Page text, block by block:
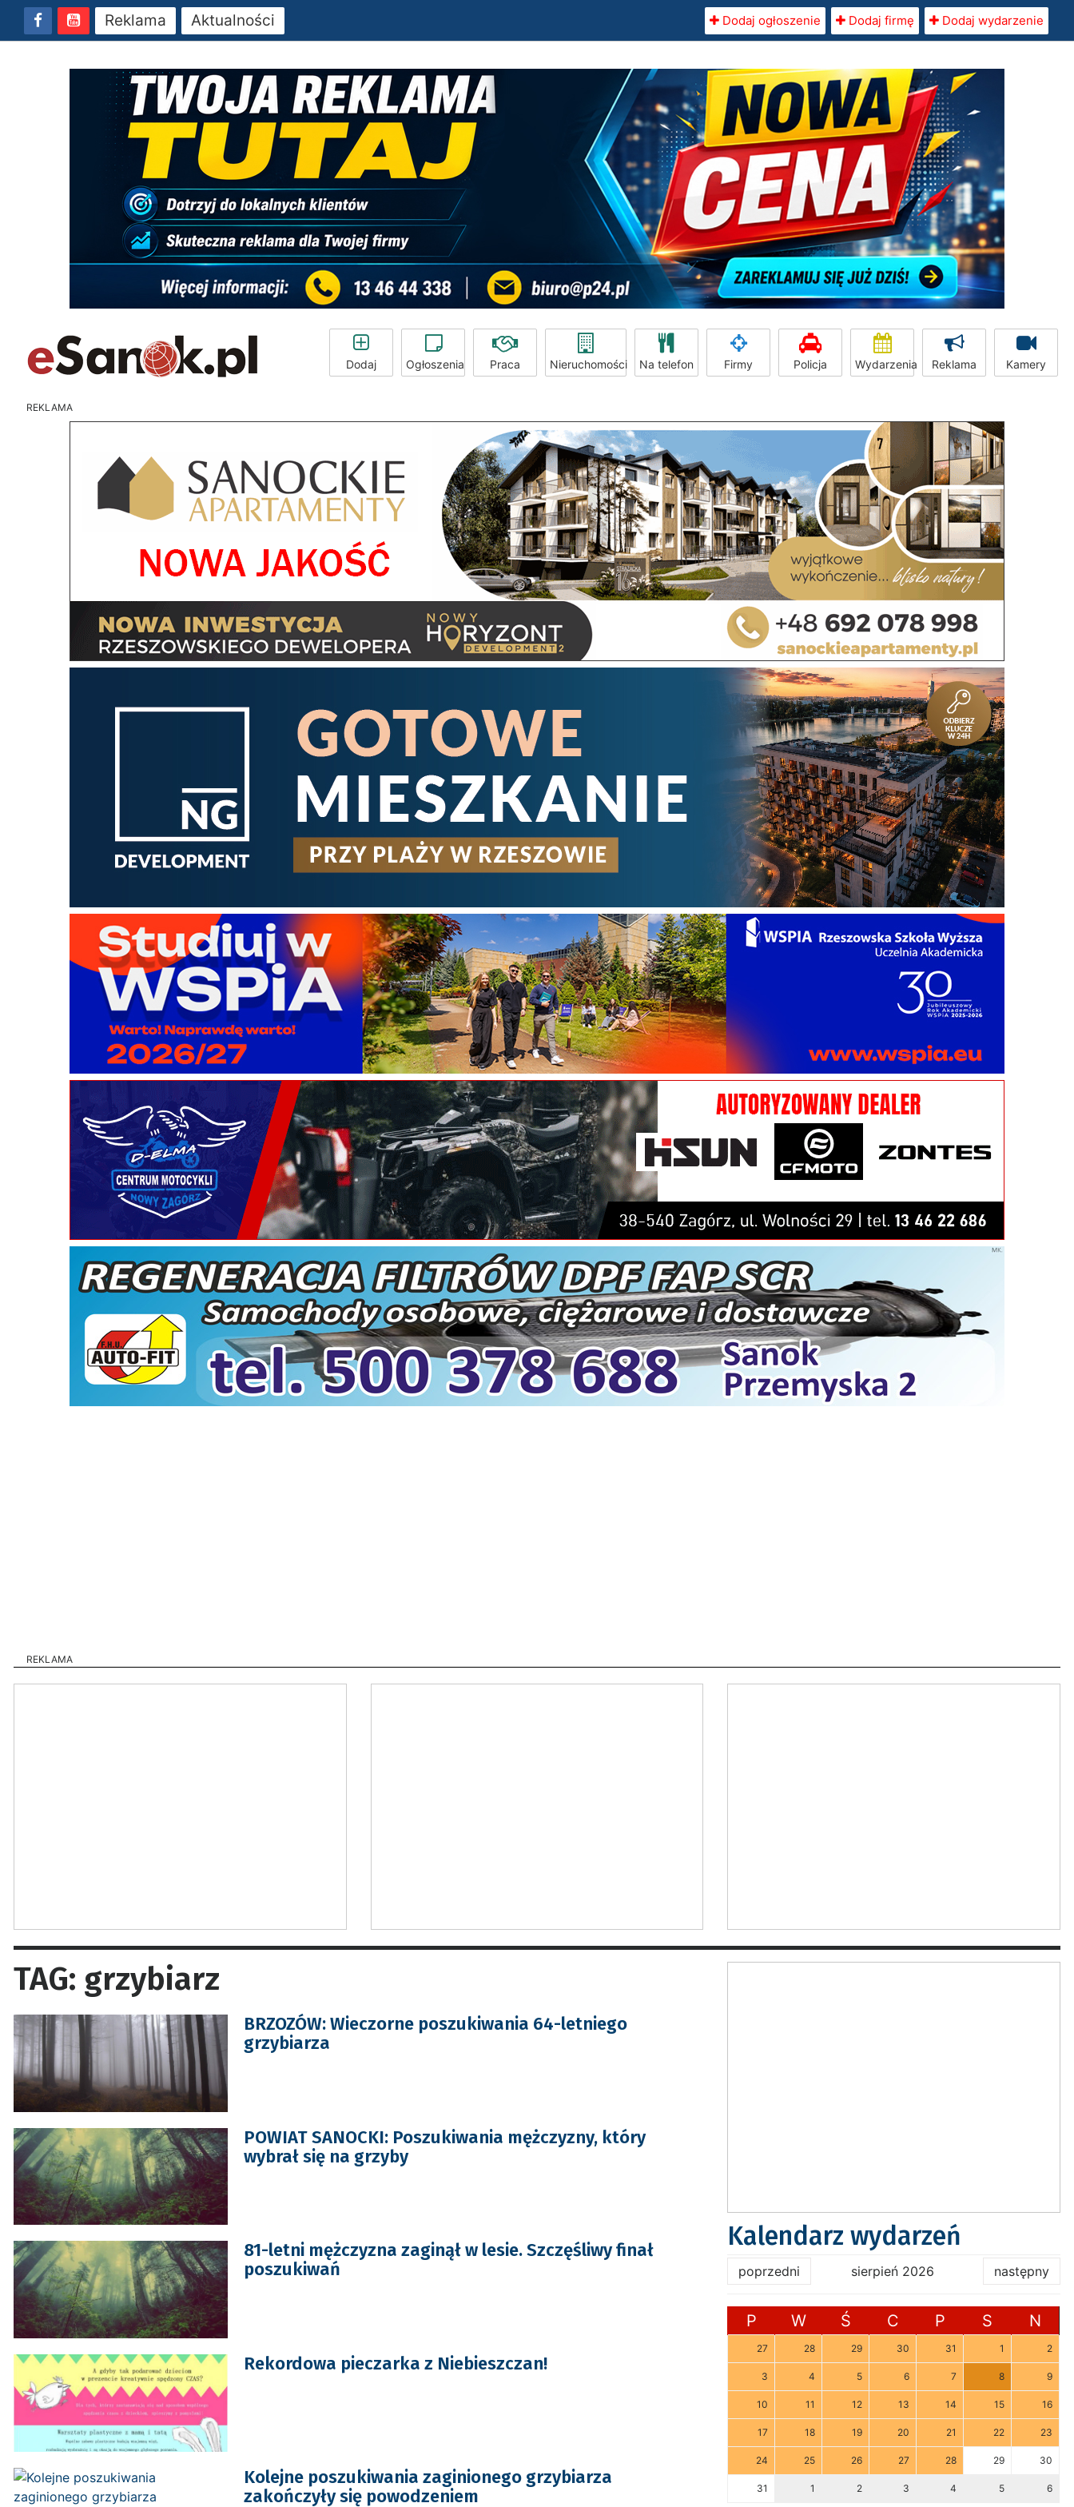
Reklama Aktualności Dodaj ogłoszenie Dodaj firmę Dodaj wydarzenie
Dodaj Ogłoszenia Praca Nieruchomości Na telefon Firmy Policja Wydarzenia Reklama Kamery
REKLAMA
REKLAMA
TAG: grzybiarz
BRZOZÓW: Wieczorne poszukiwania 64-letniego
grzybiarza
POWIAT SANOCKI: Poszukiwania mężczyzny, który
wybrał się na grzyby
81-letni mężczyzna zaginął w lesie. Szczęśliwy finał
poszukiwań
Rekordowa pieczarka z Niebieszczan!
Kolejne poszukiwania zaginionego grzybiarza
zakończyły się powodzeniem
Kalendarz wydarzeń
poprzedni sierpień 2026 następny
P W Ś C P S N
27 28 29 30 31 1 2
3 4 5 6 7 8 9
10 11 12 13 14 15 16
17 18 19 20 21 22 23
24 25 26 27 28 29 30
31 1 2 3 4 5 6